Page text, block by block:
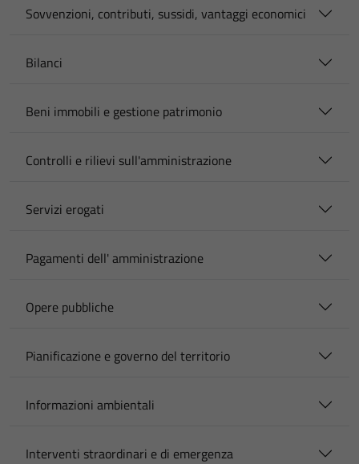
Sovvenzioni, contributi, sussidi, vantaggi economici
Bilanci
Beni immobili e gestione patrimonio
Controlli e rilievi sull'amministrazione
Servizi erogati
Pagamenti dell' amministrazione
Opere pubbliche
Pianificazione e governo del territorio
Informazioni ambientali
Interventi straordinari e di emergenza